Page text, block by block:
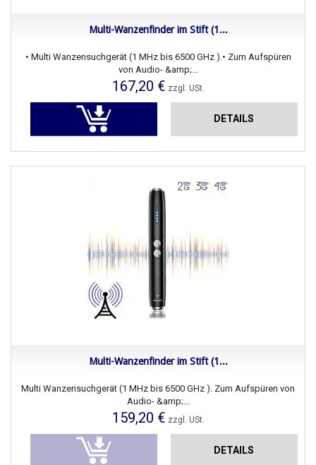
Multi-Wanzenfinder im Stift (1...
• Multi Wanzensuchgerät (1 MHz bis 6500 GHz ).• Zum Aufspüren
von Audio- &amp;...
167,20 € zzgl. USt.
DETAILS
Multi-Wanzenfinder im Stift (1...
Multi Wanzensuchgerät (1 MHz bis 6500 GHz ). Zum Aufspüren von
Audio- &amp;...
159,20 € zzgl. USt.
DETAILS